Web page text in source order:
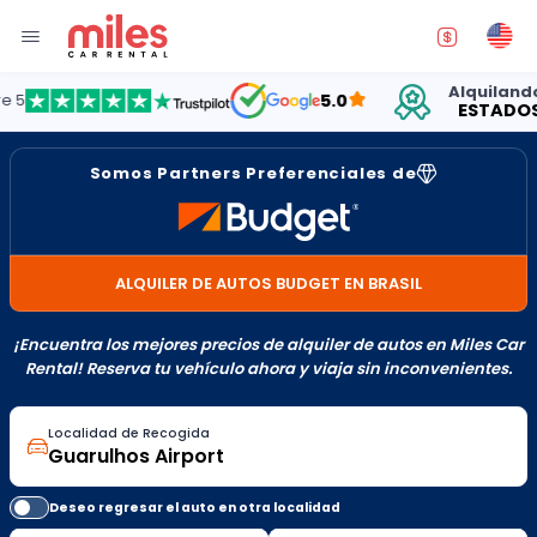
5.0 Alquilando
ESTADOS
Somos Partners Preferenciales de
ALQUILER DE AUTOS BUDGET EN BRASIL
¡Encuentra los mejores precios de alquiler de autos en Miles Car
Rental! Reserva tu vehículo ahora y viaja sin inconvenientes.
Localidad de Recogida
Deseo regresar el auto en otra localidad